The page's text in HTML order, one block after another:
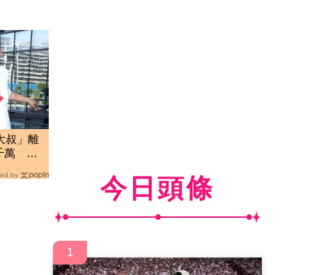
叔」離
萬 生
by 今日頭條
1